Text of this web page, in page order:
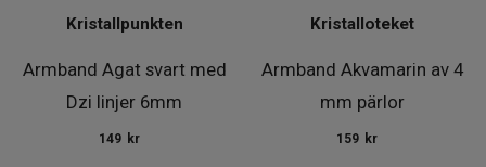
Armband Agat svart med
Dzi linjer 6mm
Kristallpunkten
149 kr
Armband Akvamarin av 4
mm pärlor
Kristalloteket
159 kr